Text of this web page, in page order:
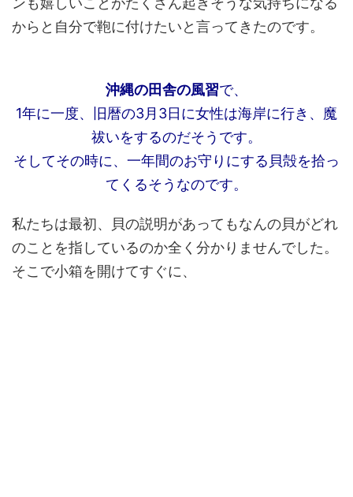
からと自分で鞄に付けたいと言ってきたのです。
沖縄の田舎の風習で、
1年に一度、旧暦の3月3日に女性は海岸に行き、魔
祓いをするのだそうです。
そしてその時に、一年間のお守りにする貝殻を拾っ
てくるそうなのです。
私たちは最初、貝の説明があってもなんの貝がどれ
のことを指しているのか全く分かりませんでした。
そこで小箱を開けてすぐに、